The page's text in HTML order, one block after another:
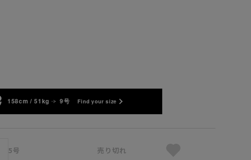
158cm / 51kg 9号 Find your size
5号 売り切れ